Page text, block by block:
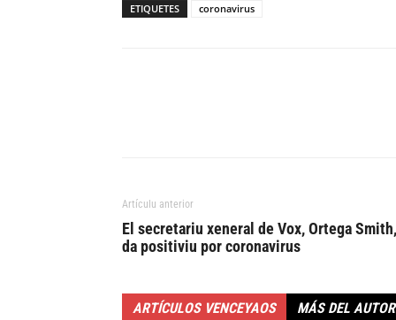
ETIQUETES coronavirus
Artículu anterior
El secretariu xeneral de Vox, Ortega Smith,
da positiviu por coronavirus
ARTÍCULOS VENCEYAOS MÁS DEL AUTOR